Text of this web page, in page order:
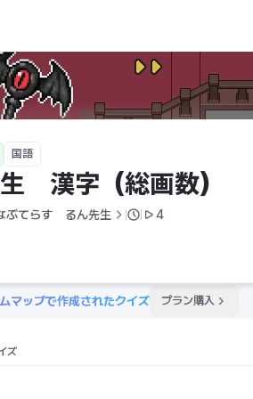
国語
　漢字（総画数）
ぶてらす　るん先生 4
マップで作成されたクイズ プラン購入
ズ